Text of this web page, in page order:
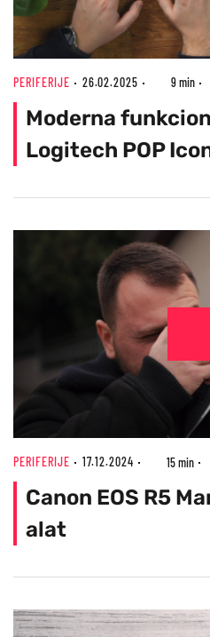
PERIFERIJE 26.02.2025 9 min
Moderna
Logitech POP
PERIFERIJE 17.12.2024 15 min
Canon EOS R5
alat